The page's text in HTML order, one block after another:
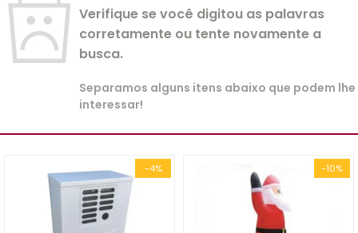
Verifique se você digitou as palavras
corretamente ou tente novamente a
busca.
Separamos alguns itens abaixo que podem lhe
interessar!
-4% -10%